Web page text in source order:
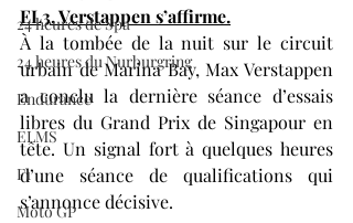
24 heures de Spa
24 heures du Nurburgring
Endurance
ELMS
F1
Moto GP
EL3. Verstappen s’affirme.
À la tombée de la nuit sur le circuit
urbain de Marina Bay, Max Verstappen
a conclu la dernière séance d’essais
libres du Grand Prix de Singapour en
tête. Un signal fort à quelques heures
d’une séance de qualifications qui
s’annonce décisive.